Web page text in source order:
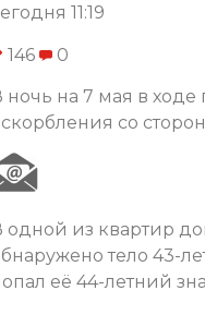
11:19
146 0
ночь на 7 мая в
со
одной из квартир
тело 43-
её 44-летний